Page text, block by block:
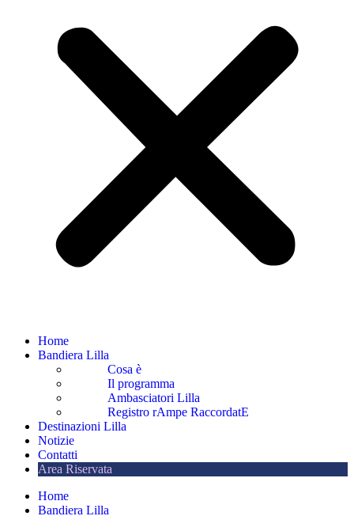
Home
Bandiera Lilla
Cosa è
Il programma
Ambasciatori Lilla
Registro rAmpe RaccordatE
Destinazioni Lilla
Notizie
Contatti
Area Riservata
Home
Bandiera Lilla